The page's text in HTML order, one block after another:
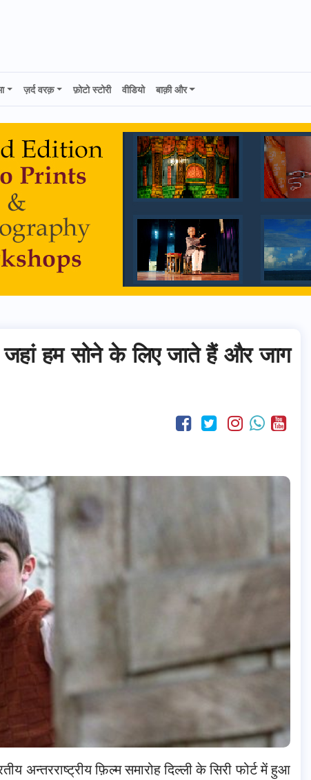
ज़र्द वरक़ फ़ोटो स्टोरी वीडियो बाक़ी और
जहां हम सोने के लिए जाते हैं और जाग
अन्तरराष्ट्रीय फ़िल्म समारोह दिल्ली के सिरी फोर्ट में हुआ